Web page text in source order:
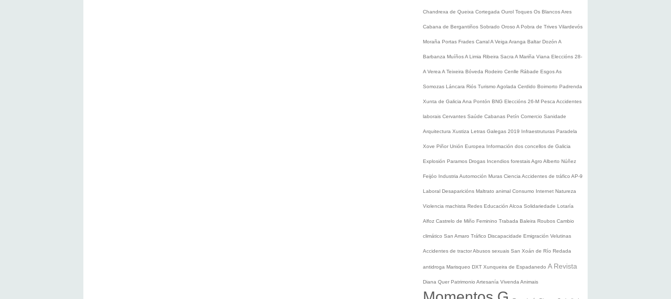
Chandrexa de Queixa Cortegada Ourol Toques Os BlancosAres
Cabana de Bergantiños Sobrado Oroso A Pobra de Trives Vilardevós
Moraña Portas Frades CarralA Veiga Aranga Baltar Dozón A
Barbanza MuíñosA Limia Ribeira Sacra A Mariña Viana Eleccións 28-
A Verea A Teixeira Bóveda Rodeiro Cenlle Rábade EsgosAs
Somozas Láncara Riós Turismo Agolada Cerdido Boimorto Padrenda
Xunta de Galicia Ana Pontón BNG Eleccións 26-M Pesca Accidentes
laborais Cervantes Saúde Cabanas Petín Comercio Sanidade
Arquitectura Xustiza Letras Galegas 2019 Infraestruturas Paradela
Xove Piñor Unión Europea Información dos concellos de Galicia
Explosión Paramos Drogas Incendios forestaisAgro Alberto Núñez
Feijóo Industria Automoción Muras Ciencia Accidentes de tráfico AP-9
Laboral Desaparicións Maltrato animal Consumo Internet Natureza
Violencia machista Redes Educación Alcoa Solidariedade Lotaría
Alfoz Castrelo de Miño Feminino Trabada Baleira Roubos Cambio
climático San Amaro Tráfico Discapacidade Emigración Velutinas
Accidentes de tractorAbusos sexuais San Xoán de Río Redada
antidroga Marisqueo DXT Xunqueira de Espadanedo A Revista
Diana Quer Patrimonio Artesanía Vivenda Animais